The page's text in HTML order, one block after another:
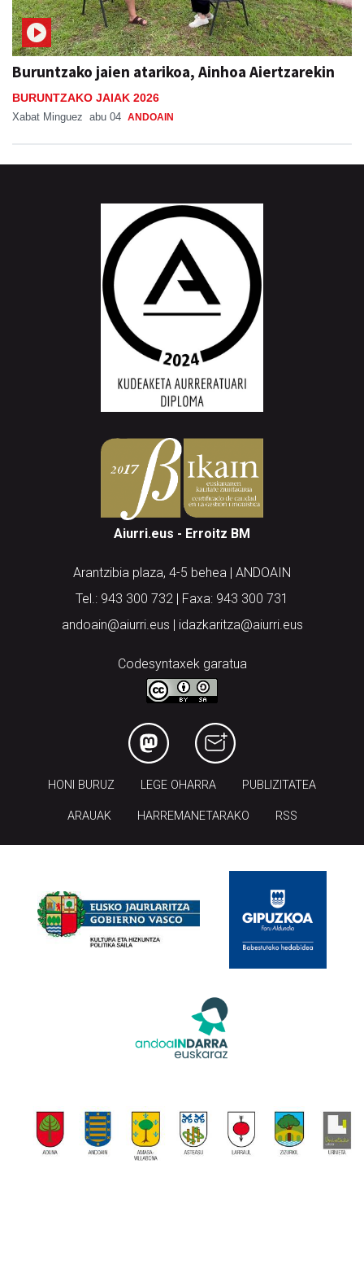
Buruntzako jaien atarikoa, Ainhoa Aiertzarekin
BURUNTZAKO JAIAK 2026
Xabat Minguez abu 04 ANDOAIN
Aiurri.eus - Erroitz BM
Arantzibia plaza, 4-5 behea | ANDOAIN
Tel.: 943 300 732 | Faxa: 943 300 731
andoain@aiurri.eus | idazkaritza@aiurri.eus
Codesyntaxek garatua
HONI BURUZ LEGE OHARRA PUBLIZITATEA
ARAUAK HARREMANETARAKO RSS